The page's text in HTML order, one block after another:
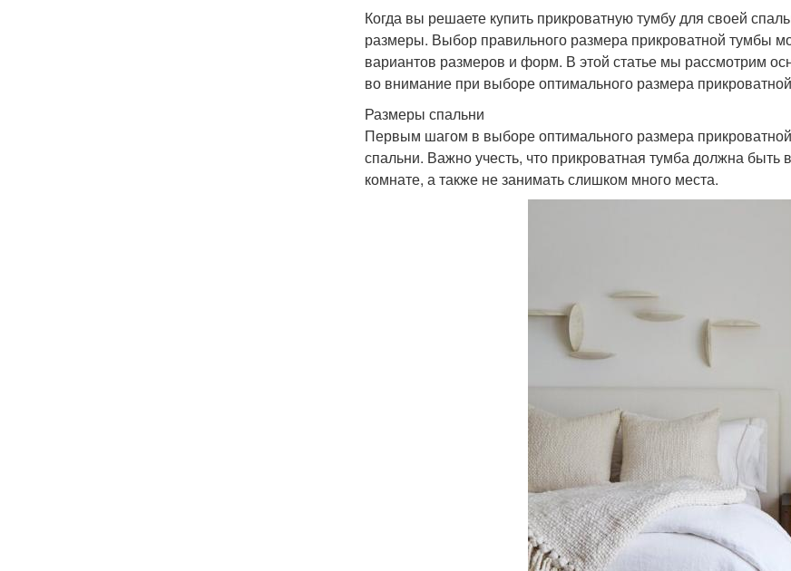
Когда вы решаете купить прикроватную тумбу для своей
размеры. Выбор правильного размера прикроватной тумбы
вариантов размеров и форм. В этой статье мы рассмотрим
во внимание при выборе оптимального размера
Размеры спальни
Первым шагом в выборе оптимального размера
спальни. Важно учесть, что прикроватная тумба должна
комнате, а также не занимать слишком много места.